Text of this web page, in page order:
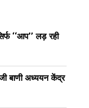
‘‘आप’’ लड़ रही
बाणी अध्ययन केंद्र